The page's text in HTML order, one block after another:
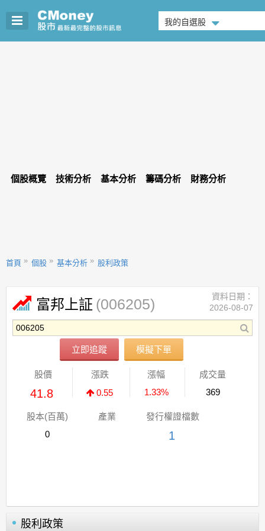
我的自選股
個股概覽 技術分析 基本分析 籌碼分析 財務分析
首頁 個股 基本分析 股利政策
富邦上証 (006205)
立即追蹤 模擬下單
資料日期：
2026-08-07
股價
41.8
漲跌
0.55
漲幅
1.33%
成交量
369
股本(百萬)
0
產業 發行權證檔數
1
股利政策